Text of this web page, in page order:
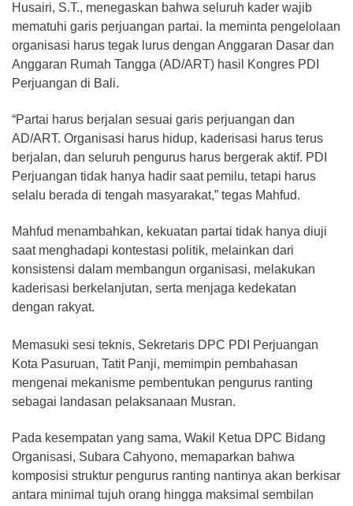
Husairi, S.T., menegaskan bahwa seluruh kader wajib
mematuhi garis perjuangan partai. Ia meminta pengelolaan
organisasi harus tegak lurus dengan Anggaran Dasar dan
Anggaran Rumah Tangga (AD/ART) hasil Kongres PDI
Perjuangan di Bali.
​“Partai harus berjalan sesuai garis perjuangan dan
AD/ART. Organisasi harus hidup, kaderisasi harus terus
berjalan, dan seluruh pengurus harus bergerak aktif. PDI
Perjuangan tidak hanya hadir saat pemilu, tetapi harus
selalu berada di tengah masyarakat,” tegas Mahfud.
​Mahfud menambahkan, kekuatan partai tidak hanya diuji
saat menghadapi kontestasi politik, melainkan dari
konsistensi dalam membangun organisasi, melakukan
kaderisasi berkelanjutan, serta menjaga kedekatan
dengan rakyat.
​Memasuki sesi teknis, Sekretaris DPC PDI Perjuangan
Kota Pasuruan, Tatit Panji, memimpin pembahasan
mengenai mekanisme pembentukan pengurus ranting
sebagai landasan pelaksanaan Musran.
​Pada kesempatan yang sama, Wakil Ketua DPC Bidang
Organisasi, Subara Cahyono, memaparkan bahwa
komposisi struktur pengurus ranting nantinya akan berkisar
antara minimal tujuh orang hingga maksimal sembilan